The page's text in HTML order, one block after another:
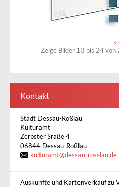
Zeige Bilder 13 bis 24 von
Kontakt
Stadt Dessau-Roßlau
Kulturamt
Zerbster Sraße 4
06844 Dessau-Roßlau
kulturamt@dessau-rosslau.de
Auskünfte und Kartenverkauf zu